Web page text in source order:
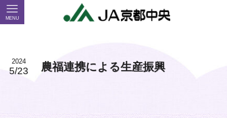
MENU
農福連携による生産振興
2024
5/23